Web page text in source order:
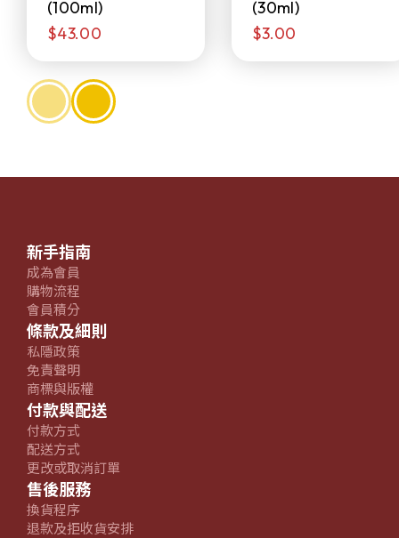
(100ml)
$43.00
(30ml)
$3.00
新手指南
成為會員
購物流程
會員積分
條款及細則
私隱政策
免責聲明
商標與版權
付款與配送
付款方式
配送方式
更改或取消訂單
售後服務
換貨程序
退款及拒收貨安排